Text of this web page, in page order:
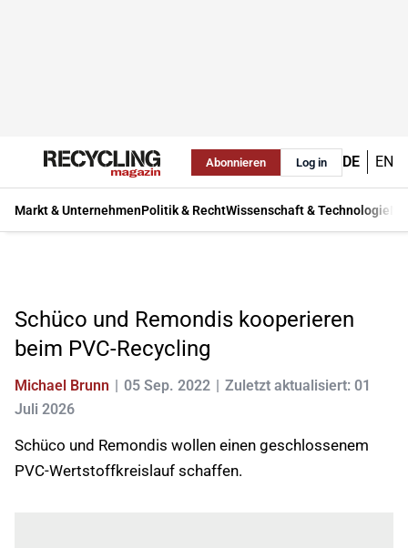
Abonnieren Log in DE EN
Markt & UnternehmenPolitik & RechtWissenschaft & Technologie
Schüco und Remondis kooperieren
beim PVC-Recycling
Michael Brunn 05 Sep. 2022
Zuletzt aktualisiert: 01
Juli 2026
Schüco und Remondis wollen einen geschlossenem
PVC-Wertstoffkreislauf schaffen.